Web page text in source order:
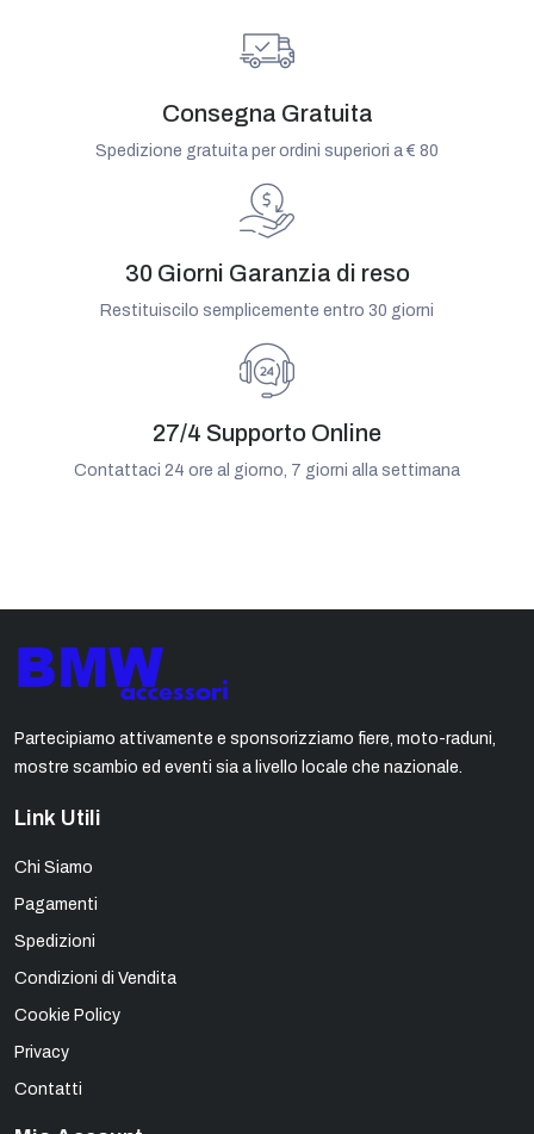
Consegna Gratuita
Spedizione gratuita per ordini superiori a € 80
30 Giorni Garanzia di reso
Restituiscilo semplicemente entro 30 giorni
27/4 Supporto Online
Contattaci 24 ore al giorno, 7 giorni alla settimana
Partecipiamo attivamente e sponsorizziamo fiere, moto-raduni,
mostre scambio ed eventi sia a livello locale che nazionale.
Link Utili
Chi Siamo
Pagamenti
Spedizioni
Condizioni di Vendita
Cookie Policy
Privacy
Contatti